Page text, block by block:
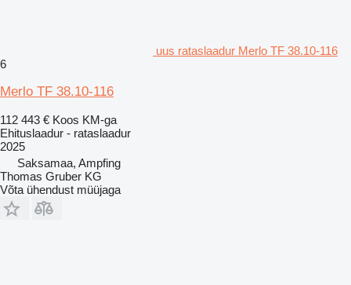
uus rataslaadur Merlo TF 38.10-116
6
Merlo TF 38.10-116
112 443 € Koos KM-ga
Ehituslaadur - rataslaadur
2025
Saksamaa, Ampfing
Thomas Gruber KG
Võta ühendust müüjaga